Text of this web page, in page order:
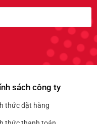
sách công ty
thức đặt hàng